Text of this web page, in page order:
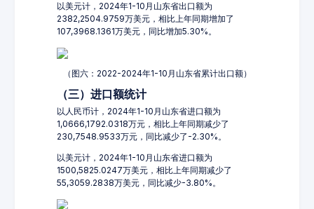
以美元计，2024年1-10月山东省出口额为
2382,2504.9759万美元，相比上年同期增加了
107,3968.1361万美元，同比增加5.30%。
（图六：2022-2024年1-10月山东省累计出口额）
（三）进口额统计
以人民币计，2024年1-10月山东省进口额为
1,0666,1792.0318万元，相比上年同期减少了
230,7548.9533万元，同比减少了-2.30%。
以美元计，2024年1-10月山东省进口额为
1500,5825.0247万美元，相比上年同期减少了
55,3059.2838万美元，同比减少-3.80%。